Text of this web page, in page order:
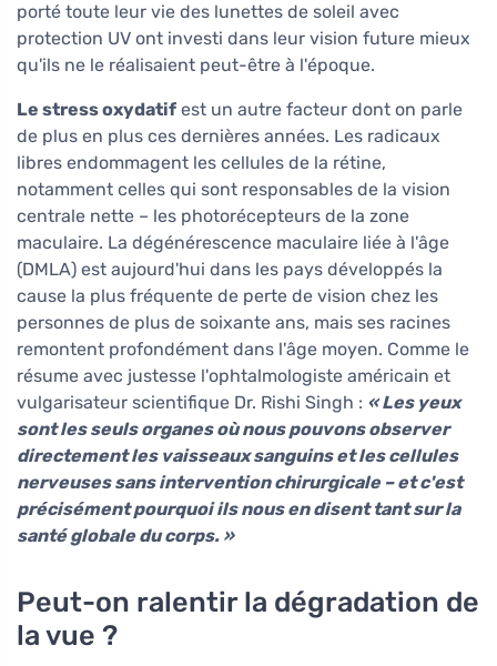
porté toute leur vie des lunettes de soleil avec
protection UV ont investi dans leur vision future mieux
qu'ils ne le réalisaient peut-être à l'époque.
Le stress oxydatif est un autre facteur dont on parle
de plus en plus ces dernières années. Les radicaux
libres endommagent les cellules de la rétine,
notamment celles qui sont responsables de la vision
centrale nette – les photorécepteurs de la zone
maculaire. La dégénérescence maculaire liée à l'âge
(DMLA) est aujourd'hui dans les pays développés la
cause la plus fréquente de perte de vision chez les
personnes de plus de soixante ans, mais ses racines
remontent profondément dans l'âge moyen. Comme le
résume avec justesse l'ophtalmologiste américain et
vulgarisateur scientifique Dr. Rishi Singh : « Les yeux
sont les seuls organes où nous pouvons observer
directement les vaisseaux sanguins et les cellules
nerveuses sans intervention chirurgicale – et c'est
précisément pourquoi ils nous en disent tant sur la
santé globale du corps. »
Peut-on ralentir la dégradation de
la vue ?